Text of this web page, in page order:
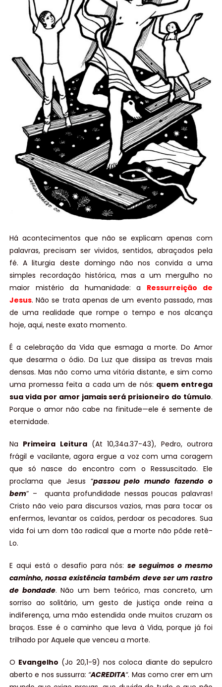
Há acontecimentos que não se explicam apenas com
palavras, precisam ser vividos, sentidos, abraçados pela
fé. A liturgia deste domingo não nos convida a uma
simples recordação histórica, mas a um mergulho no
maior mistério da humanidade: a Ressurreição de
Jesus. Não se trata apenas de um evento passado, mas
de uma realidade que rompe o tempo e nos alcança
hoje, aqui, neste exato momento.
É a celebração da Vida que esmaga a morte. Do Amor
que desarma o ódio. Da Luz que dissipa as trevas mais
densas. Mas não como uma vitória distante, e sim como
uma promessa feita a cada um de nós: quem entrega
sua vida por amor jamais será prisioneiro do túmulo.
Porque o amor não cabe na finitude—ele é semente de
eternidade.
Na Primeira Leitura(At 10,34a.37-43), Pedro, outrora
frágil e vacilante, agora ergue a voz com uma coragem
que só nasce do encontro com o Ressuscitado. Ele
proclama que Jesus “passou pelo mundo fazendo o
bem” – quanta profundidade nessas poucas palavras!
Cristo não veio para discursos vazios, mas para tocar os
enfermos, levantar os caídos, perdoar os pecadores. Sua
vida foi um dom tão radical que a morte não pôde retê-
Lo.
E aqui está o desafio para nós:se seguimos o mesmo
caminho, nossa existência também deve ser um rastro
de bondade. Não um bem teórico, mas concreto, um
sorriso ao solitário, um gesto de justiça onde reina a
indiferença, uma mão estendida onde muitos cruzam os
braços. Esse é o caminho que leva à Vida, porque já foi
trilhado por Aquele que venceu a morte.
O Evangelho (Jo 20,1-9) nos coloca diante do sepulcro
aberto e nos sussurra:“ACREDITA“. Mas como crer em um